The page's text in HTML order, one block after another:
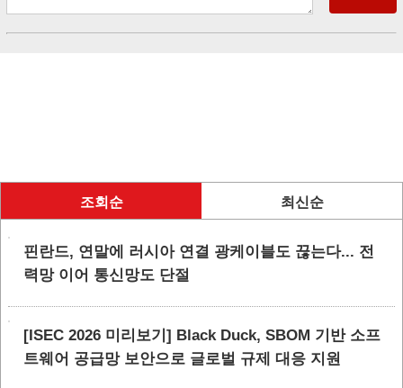
조회순 최신순
핀란드, 연말에 러시아 연결 광케이블도 끊는다... 전
력망 이어 통신망도 단절
[ISEC 2026 미리보기] Black Duck, SBOM 기반 소프
트웨어 공급망 보안으로 글로벌 규제 대응 지원